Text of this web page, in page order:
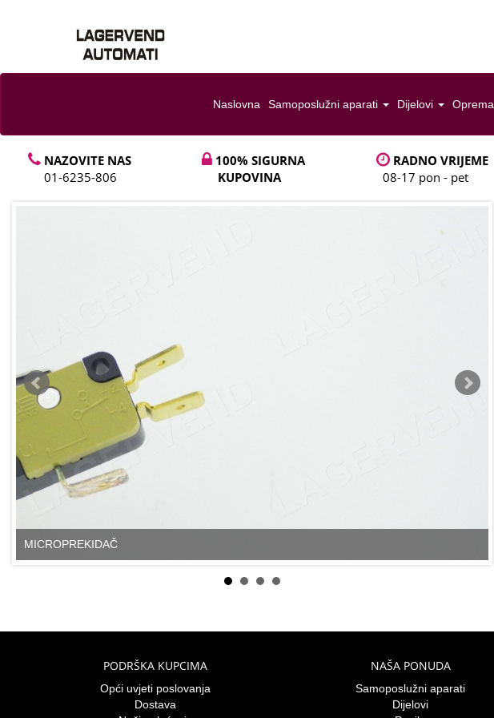
Naslovna Samoposlužni aparati Dijelovi Oprema
NAZOVITE NAS
01-6235-806
100% SIGURNA
KUPOVINA
RADNO VRIJEME
08-17 pon - pet
MICROPREKIDAČ
PODRŠKA KUPCIMA
Opći uvjeti poslovanja
Dostava
NAŠA PONUDA
Samoposlužni aparati
Dijelovi